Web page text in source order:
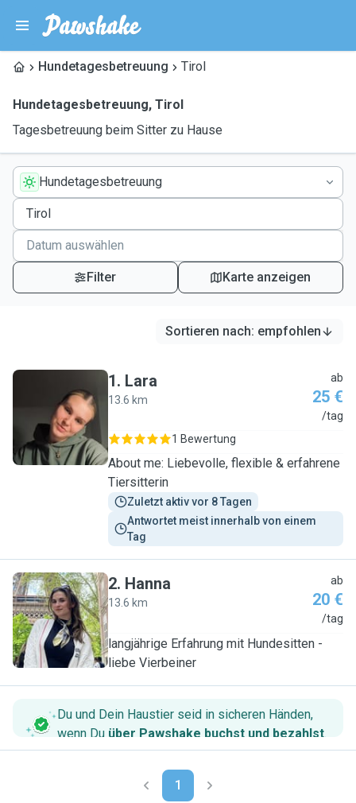
Hundetagesbetreuung Tirol
Hundetagesbetreuung, Tirol
Tagesbetreuung beim Sitter zu Hause
Hundetagesbetreuung
Filter Karte anzeigen
Sortieren nach: empfohlen
L
1. Lara
13.6 km
ab
25 €
/tag
1 Bewertung
About me: Liebevolle, flexible & erfahrene
Tiersitterin
Zuletzt aktiv vor 8 Tagen
Antwortet meist innerhalb von einem
Tag
H
2. Hanna
13.6 km
ab
20 €
/tag
langjährige Erfahrung mit Hundesitten -
liebe Vierbeiner
Du und Dein Haustier seid in sicheren Händen,
wenn Du über Pawshake buchst und bezahlst.
1